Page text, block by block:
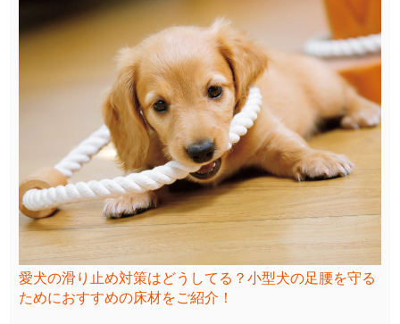
愛犬の滑り止め対策はどうしてる？小型犬の足腰を守る
ためにおすすめの床材をご紹介！